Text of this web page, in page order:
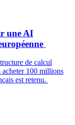
une AI
de calcul
acheter 100 millions
est retenu.